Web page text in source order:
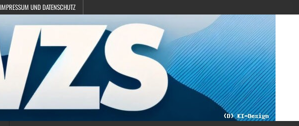
IMPRESSUM UND DATENSCHUTZ